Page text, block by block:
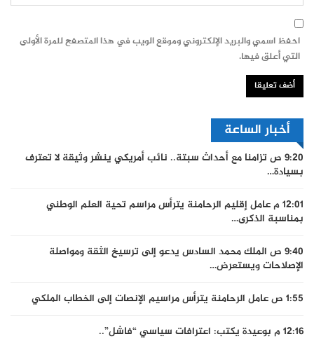
احفظ اسمي والبريد الإلكتروني وموقع الويب في هذا المتصفح للمرة الأولى
التي أعلق فيها.
أخبار الساعة
9:20 ص
تزامنا مع أحداث سبتة.. نائب أمريكي ينشر وثيقة لا تعترف
بسيادة…
12:01 م
عامل إقليم الرحامنة يترأس مراسم تحية العلم الوطني
بمناسبة الذكرى…
9:40 ص
الملك محمد السادس يدعو إلى ترسيخ الثقة ومواصلة
الإصلاحات ويستعرض…
1:55 ص
عامل الرحامنة يترأس مراسيم الإنصات إلى الخطاب الملكي
12:16 م
بوعيدة يكتب: اعترافات سياسي “فاشل”..